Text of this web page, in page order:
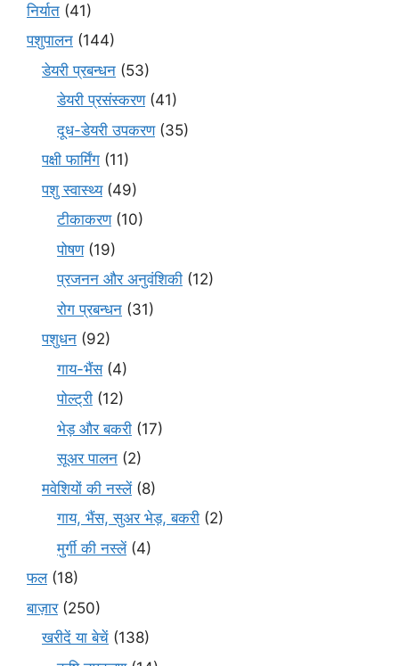
निर्यात (41)
पशुपालन (144)
डेयरी प्रबन्धन (53)
डेयरी प्रसंस्करण(41)
दूध-डेयरी उपकरण(35)
पक्षी फार्मिंग (11)
पशु स्वास्थ्य(49)
टीकाकरण(10)
पोषण(19)
प्रजनन और अनुवंशिकी (12)
रोग प्रबन्धन (31)
पशुधन (92)
गाय-भैंस(4)
पोल्ट्री (12)
भेड़ और बकरी (17)
सूअर पालन (2)
मवेशियों की नस्लें(8)
गाय, भैंस, सुअर भेड़, बकरी (2)
मुर्गी की नस्लें(4)
फल(18)
बाज़ार(250)
खरीदें या बेचें (138)